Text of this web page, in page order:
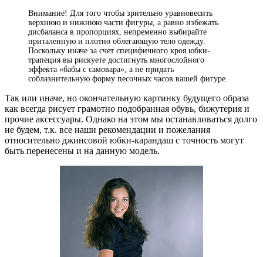
Внимание! Для того чтобы зрительно уравновесить
верхнюю и нижнюю части фигуры, а равно избежать
дисбаланса в пропорциях, непременно выбирайте
приталенную и плотно облегающую тело одежду.
Поскольку иначе за счет специфичного кроя юбки-
трапеция вы рискуете достигнуть многослойного
эффекта «бабы с самовара», а не придать
соблазнительную форму песочных часов вашей фигуре.
Так или иначе, но окончательную картинку будущего образа
как всегда рисует грамотно подобранная обувь, бижутерия и
прочие аксессуары. Однако на этом мы останавливаться долго
не будем, т.к. все наши рекомендации и пожелания
относительно джинсовой юбки-карандаш с точность могут
быть перенесены и на данную модель.